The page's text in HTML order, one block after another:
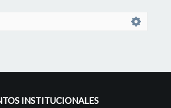
INSTITUCIONALES